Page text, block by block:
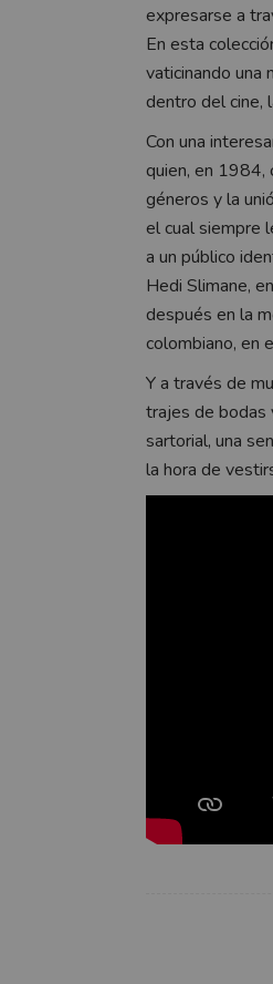
expresarse a
En esta
vaticinando una
dentro del cine,
Con una
quien, en 1984,
géneros y la
el cual siempre
a un público
Hedi Slimane,
después en la
colombiano, en
Y a través de
trajes de bodas
sartorial, una
la hora de